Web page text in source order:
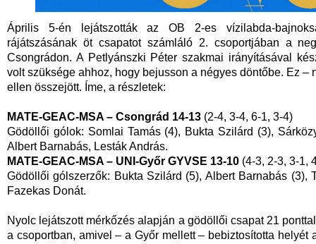
Április 5-én lejátszották az OB 2-es vízilabda-
rájátszásának öt csapatot számláló 2. csoportjában a
Csongrádon. A Petlyánszki Péter szakmai irányításával
volt szüksége ahhoz, hogy bejusson a négyes döntőbe. Ez
ellen összejött. Íme, a részletek:
MATE-GEAC-MSA – Csongrád 14-13 (2-4, 3-4, 6-1, 3-4)
Gödöllői gólok: Somlai Tamás (4), Bukta Szilárd (3),
Albert Barnabás, Lesták András.
MATE-GEAC-MSA – UNI-Győr GYVSE 13-10 (4-3, 2-3, 3-1,
Gödöllői gólszerzők: Bukta Szilárd (5), Albert Barnabás (3),
Fazekas Donát.
Nyolc lejátszott mérkőzés alapján a gödöllői csapat 21
a csoportban, amivel – a Győr mellett – bebiztosította